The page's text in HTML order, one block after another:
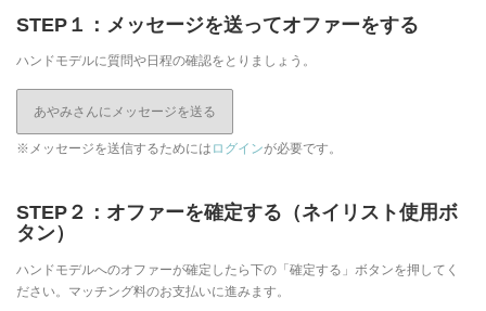
STEP１：メッセージを送ってオファーをする
ハンドモデルに質問や日程の確認をとりましょう。
あやみさんにメッセージを送る
※メッセージを送信するためには ログインが必要です。
STEP２：オファーを確定する（ネイリスト使用ボ
タン）
ハンドモデルへのオファーが確定したら下の「確定する」ボタンを押してく
ださい。マッチング料のお支払いに進みます。